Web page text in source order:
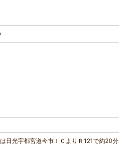
日光宇都宮道今市ＩＣよりＲ121で約20分